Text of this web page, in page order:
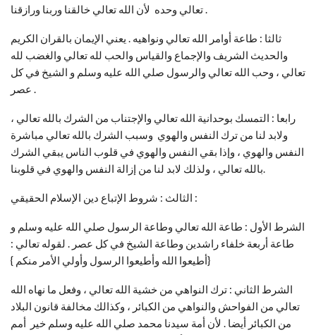
تعالي وحده لأن الله تعالي خالقنا وربنا ورازقنا .
ثالثا : طاعة أوامر الله تعالي ونواهيه . يعني الإيمان بالقران الكريم
والحديث الشريف والإجماع والقياس والحب لله تعالي والغضب لله
تعالي ، وحب الله تعالي والرسول صلي الله عليه وسلم و الشيخ في كل
عصر .
رابعا : التمسك بوحدانية الله تعالي والإجتناب من الشرك بالله تعالي ،
ولابد لنا من ترك النفس والهوي وسبب الشرك بالله تعالي مباشرة
النفس والهوي ، وإذا بقي النفس والهوي في قلوب الناس يبقي الشرك
بالله تعالي ، ولذلك لابد لنا من إزالة النفس والهوي في قلوبنا.
الثالث : شروط الإتباع دين الإسلام الحقيقي :
الشرط الأول : طاعة الله تعالي وطاعة الرسول صلي الله عليه وسلم و
طاعة أربعة خلفاء راشدين وطاعة الشيخ في كل عصر . لقوله تعالي :
{أطيعوا الله وأطيعوا الرسول وأولي الأمر منكم }
الشرط الثاني : ترك النواهي من خشية الله تعالي ، وفعل ما نهاه الله
تعالي من الفواحش والنواهي من الكبائر ، وكذالك مخالفة قانون البلاد
من الكبائر أيضا . لأن أمة سيدنا محمد صلي الله عليه وسلم خير أمم